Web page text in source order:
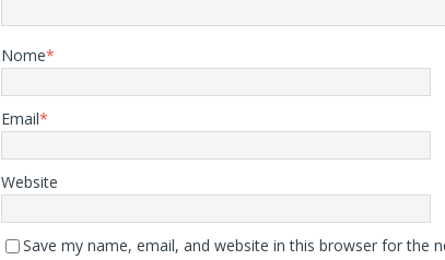
Nome*
Email*
Website
Save my name, email, and website in this browser for the